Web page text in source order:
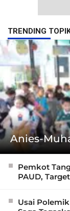
TRENDING
Anies-
Pemkot
PAUD,
Usai